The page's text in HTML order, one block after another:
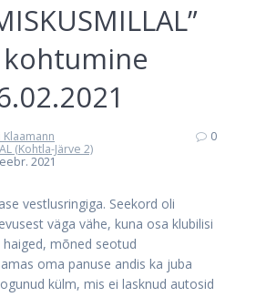
kohtumine
Klaamann
(Kohtla-Järve 2)
2021
0
vestlusringiga. Seekord oli
väga vähe, kuna osa klubilisi
mõned seotud
oma panuse andis ka juba
külm, mis ei lasknud autosid